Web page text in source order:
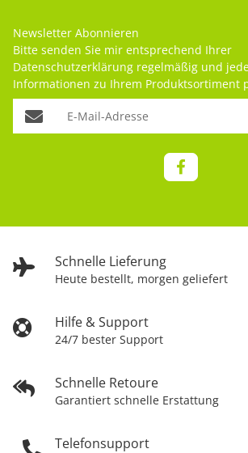
Schnelle Lieferung
Heute bestellt, morgen geliefert
Hilfe & Support
24/7 bester Support
Schnelle Retoure
Garantiert schnelle Erstattung
Telefonsupport
Newsletter Abonnieren
Bitte senden Sie mir entsprechend Ihrer
Datenschutzerklärung regelmäßig und
Informationen zu Ihrem Produktsortiment